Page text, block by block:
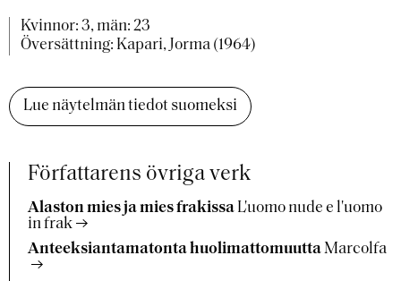
Kvinnor: 3, män: 23
Översättning: Kapari, Jorma (1964)
Lue näytelmän tiedot suomeksi
Författarens övriga verk
Alaston mies ja mies frakissa L'uomo nude e l'uomo
in frak
Anteeksiantamatonta huolimattomuuttaMarcolfa